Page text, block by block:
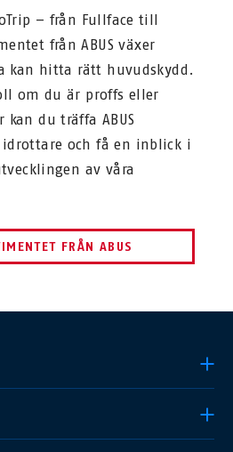
– från Fullface till
från ABUS växer
kan hitta rätt huvudskydd.
om du är proffs eller
kan du träffa ABUS
idrottare och få en inblick i
av våra
FRÅN ABUS